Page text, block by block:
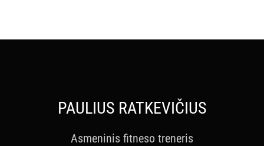
PAULIUS RATKEVIČIUS
Asmeninis fitneso treneris